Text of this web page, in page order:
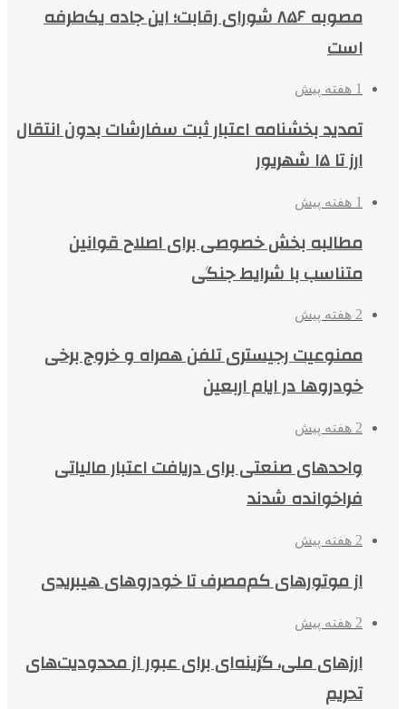
مصوبه ۸۵۶ شورای رقابت؛ این جاده یک‌طرفه
است
1 هفته پیش
تمدید بخشنامه اعتبار ثبت سفارشات بدون انتقال
ارز تا ۱۵ شهریور
1 هفته پیش
مطالبه بخش خصوصی برای اصلاح قوانین
متناسب با شرایط جنگی
2 هفته پیش
ممنوعیت رجیستری تلفن همراه و خروج برخی
خودروها در ایام اربعین
2 هفته پیش
واحدهای صنعتی برای دریافت اعتبار مالیاتی
فراخوانده شدند
2 هفته پیش
از موتورهای کم‌مصرف تا خودروهای هیبریدی
2 هفته پیش
ارزهای ملی، گزینه‌ای برای عبور از محدودیت‌های
تحریم